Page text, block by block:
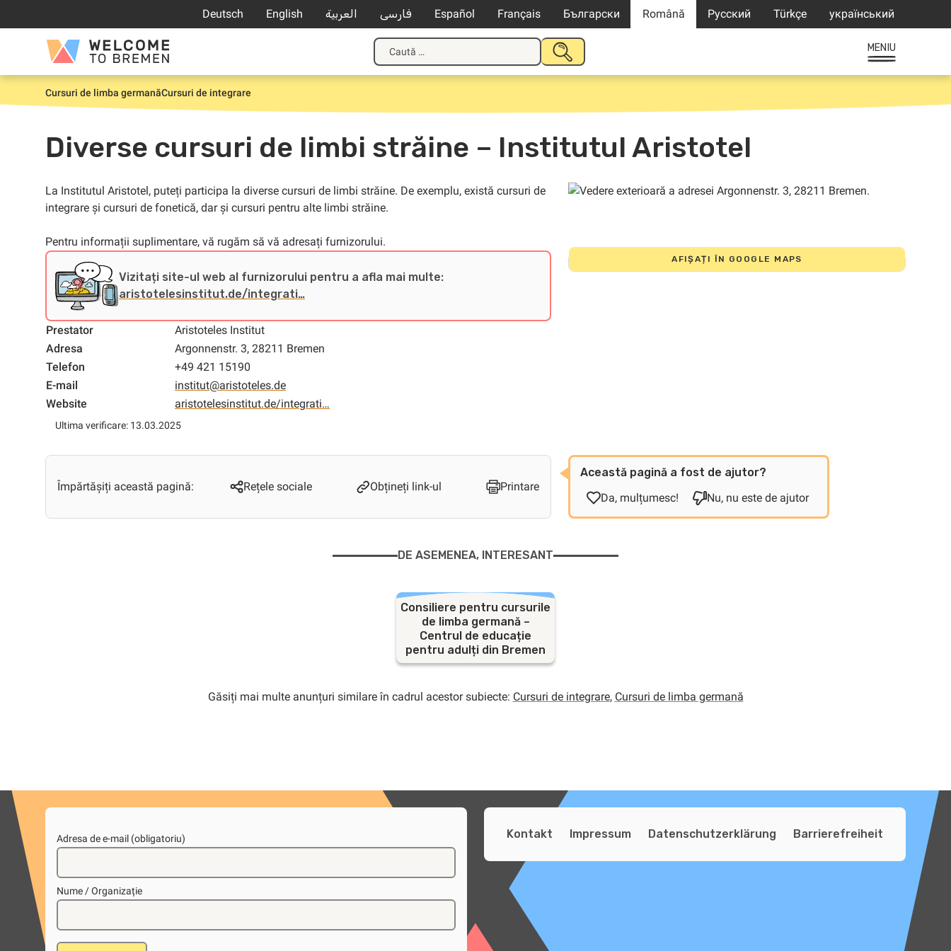
Deutsch English العربية فارسی Español Français Български Română Русский Türkçe український
Welcome
to
Bremen
Caută
după:
TRIMITE
MENIU
Prima
Cursuri de limba germanăCursuri de integrare
Diverse cursuri de limbi străine – Institutul Aristotel
La Institutul Aristotel, puteți participa la diverse cursuri de limbi străine. De exemplu, există cursuri de
integrare și cursuri de fonetică, dar și cursuri pentru alte limbi străine.
Pentru informații suplimentare, vă rugăm să vă adresați furnizorului.
Vizitați site-ul web al furnizorului pentru a afla mai multe:
aristotelesinstitut.de/integrati…
Prestator
Aristoteles Institut
Adresa
Argonnenstr. 3, 28211 Bremen
Telefon
+49 421 15190
E-mail
institut@aristoteles.de
Website
aristotelesinstitut.de/integrati…
Ultima verificare: 13.03.2025
AFIȘAȚI ÎN GOOGLE MAPS
Împărtășiți această pagină: Rețele sociale Obțineți link-ul Printare
Această pagină a fost de ajutor?
Da, mulțumesc!
Nu, nu este de ajutor
DE ASEMENEA, INTERESANT
Consiliere pentru cursurile
de limba germană –
Centrul de educație
pentru adulți din Bremen
Găsiți mai multe anunțuri similare în cadrul acestor subiecte: Cursuri de integrare, Cursuri de limba germană
Adresa de e-mail (obligatoriu)
Nume / Organizație
Kontakt Impressum Datenschutzerklärung Barrierefreiheit